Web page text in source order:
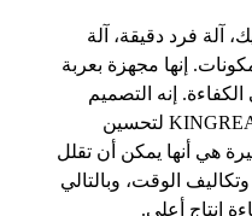
آلة فرد دقيقة، آلة
إنها مجهزة بعربة
إنه التصميم
المبتكر لـ KINGREAL STEEL SLITTER لتحسين
هي أنها يمكن أن تقلل
الوقت، وبالتالي
إنتاج أعلى.